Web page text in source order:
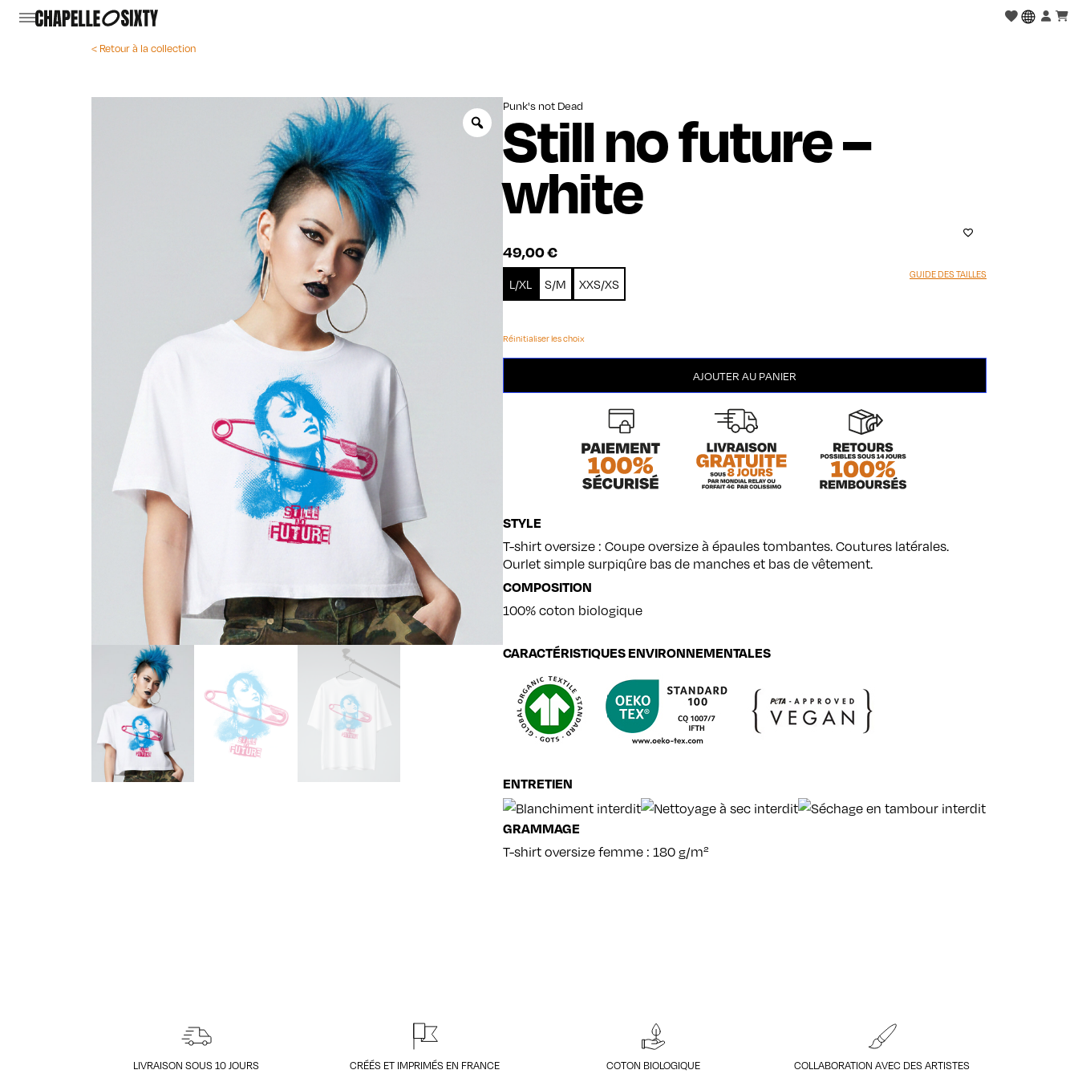
< Retour à la collection
Zoom
Punk's not Dead
Still no future –
white
49,00€
GUIDE DES TAILLES
L/XL S/M XXS/XS
Réinitialiser les choix
AJOUTER AU PANIER
STYLE
T-shirt oversize : Coupe oversize à épaules tombantes. Coutures latérales.
Ourlet simple surpiqûre bas de manches et bas de vêtement.
COMPOSITION
100% coton biologique
CARACTÉRISTIQUES ENVIRONNEMENTALES
ENTRETIEN
GRAMMAGE
T-shirt oversize femme : 180 g/m²
LIVRAISON SOUS 10 JOURS CRÉÉS ET IMPRIMÉS EN FRANCE COTON BIOLOGIQUE COLLABORATION AVEC DES ARTISTES